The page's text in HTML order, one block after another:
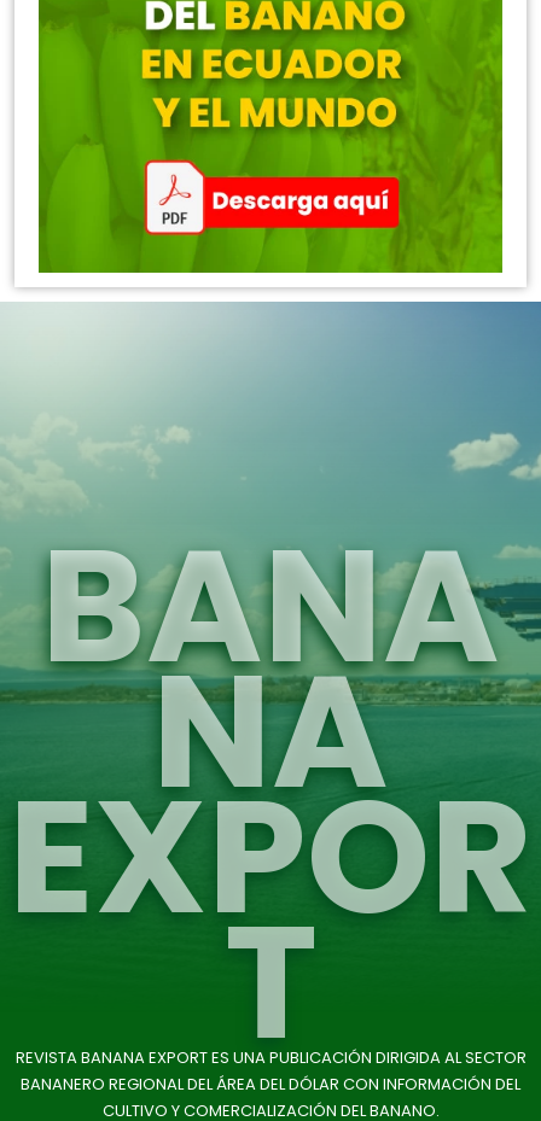
BANA
NA
EXPOR
T
REVISTA BANANA EXPORT ES UNA PUBLICACIÓN DIRIGIDA AL SECTOR
BANANERO REGIONAL DEL ÁREA DEL DÓLAR CON INFORMACIÓN DEL
CULTIVO Y COMERCIALIZACIÓN DEL BANANO.